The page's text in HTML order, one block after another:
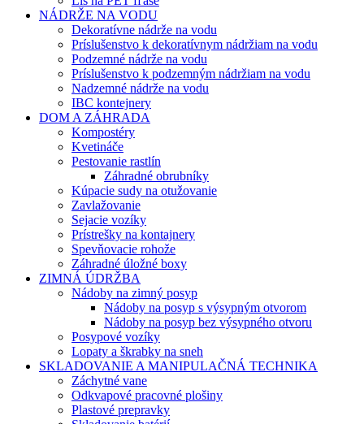
NÁDRŽE NA VODU
Dekoratívne nádrže na vodu
Príslušenstvo k dekoratívnym nádržiam na vodu
Podzemné nádrže na vodu
Príslušenstvo k podzemným nádržiam na vodu
Nadzemné nádrže na vodu
IBC kontejnery
DOM A ZÁHRADA
Kompostéry
Kvetináče
Pestovanie rastlín
Záhradné obrubníky
Kúpacie sudy na otužovanie
Zavlažovanie
Sejacie vozíky
Prístrešky na kontajnery
Spevňovacie rohože
Záhradné úložné boxy
ZIMNÁ ÚDRŽBA
Nádoby na zimný posyp
Nádoby na posyp s výsypným otvorom
Nádoby na posyp bez výsypného otvoru
Posypové vozíky
Lopaty a škrabky na sneh
SKLADOVANIE A MANIPULAČNÁ TECHNIKA
Záchytné vane
Odkvapové pracovné plošiny
Plastové prepravky